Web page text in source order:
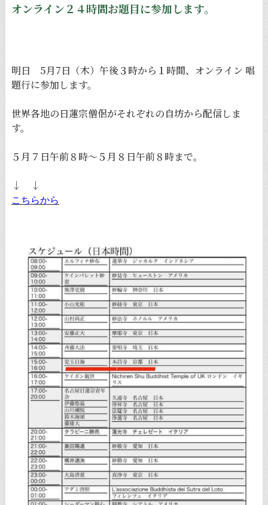
オンライン２４時間お題目に参加します。
明日 5月7日（木）午後３時から１時間、オンライン 唱
題行に参加します。
世界各地の日蓮宗僧侶がそれぞれの自坊から配信しま
す。
５月７日午前８時〜５月８日午前８時まで。
↓ ↓
こちらから